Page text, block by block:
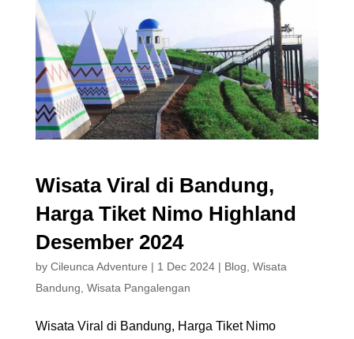
Wisata Viral di Bandung,
Harga Tiket Nimo Highland
Desember 2024
by Cileunca Adventure | 1 Dec 2024| Blog Wisata
Bandung Wisata Pangalengan
Wisata Viral di Bandung, Harga Tiket Nimo